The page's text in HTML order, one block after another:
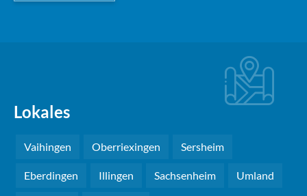
Lokales
Vaihingen Oberriexingen Sersheim
Eberdingen Illingen Sachsenheim Umland